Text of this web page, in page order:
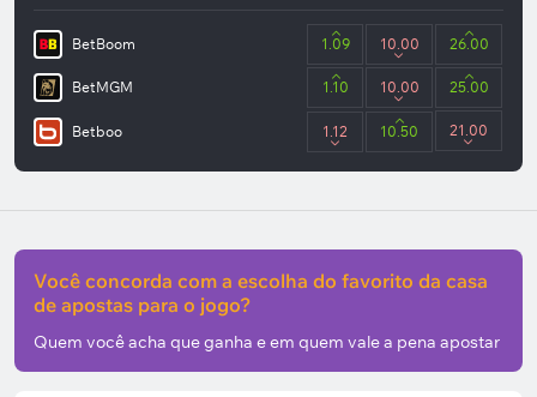
BetBoom 1.09 10.00 26.00
BetMGM 1.10 10.00 25.00
Betboo 1.12 10.50 21.00
Você concorda com a escolha do favorito da casa
de apostas para o jogo?
Quem você acha que ganha e em quem vale a pena apostar